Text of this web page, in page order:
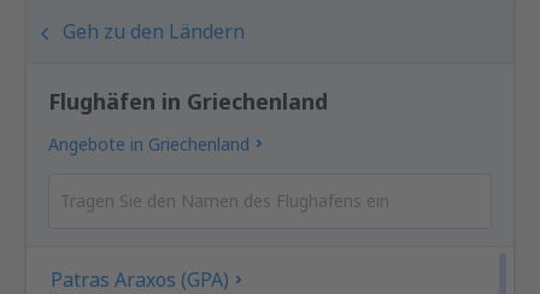
Geh zu den Ländern
Flughäfen in Griechenland
Angebote in Griechenland
Patras Araxos (GPA)